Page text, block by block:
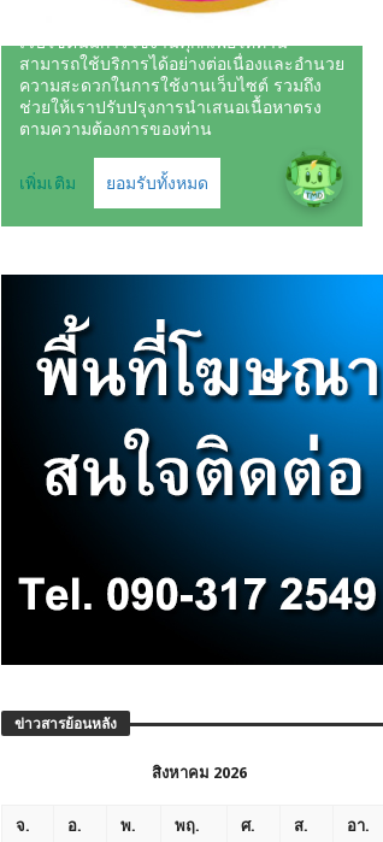
ข่าวสารย้อนหลัง
สิงหาคม 2026
จ. อ. พ. พฤ. ศ. ส. อา.